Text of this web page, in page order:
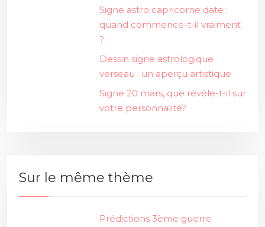
Signe astro capricorne date :
quand commence-t-il vraiment
?
Dessin signe astrologique
verseau : un aperçu artistique
Signe 20 mars, que révèle-t-il sur
votre personnalité?
Sur le même thème
Prédictions 3ème guerre